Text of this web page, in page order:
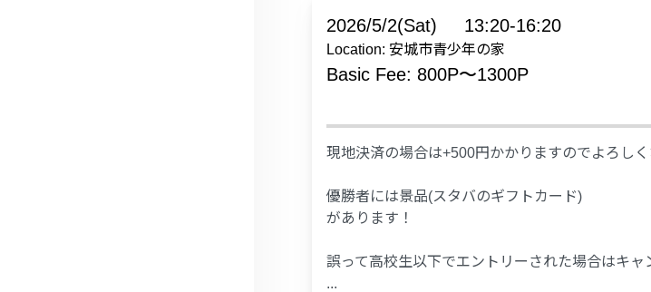
2026/5/2(Sat) 13:20-16:20
Location: 安城市青少年の家
Basic Fee: 800P〜1300P
現地決済の場合は+500円かかりますのでよろしく
優勝者には景品(スタバのギフトカード)
があります！
誤って高校生以下でエントリーされた場合はキャ
...